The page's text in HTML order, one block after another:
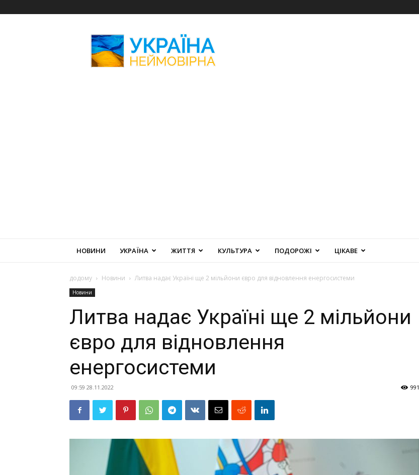
Неймовірна
НОВИНИ УКРАЇНА ЖИТТЯ КУЛЬТУРА ПОДОРОЖІ ЦІКАВЕ
додому Новини Литва надає Україні ще 2 мільйони євро для відновлення енергосистеми
Новини
Литва надає Україні ще 2 мільйони
євро для відновлення
енергосистеми
09:59 28.11.2022 991